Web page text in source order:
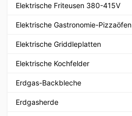
Elektrische Friteusen 380-415V
Elektrische Gastronomie-Pizzaöfen
Elektrische Griddleplatten
Elektrische Kochfelder
Erdgas-Backbleche
Erdgasherde